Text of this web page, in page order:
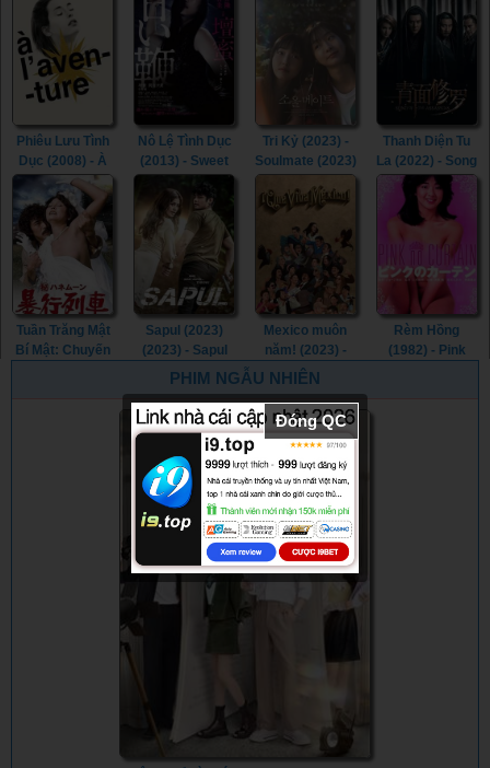
Cage (1986)
Butterfly (2023)
Called Otto
(2022)
Phiêu Lưu Tình
Dục (2008) - À
l’aventure
(2008)
Nô Lệ Tình Dục
(2013) - Sweet
Tri Kỷ (2023) -
Soulmate (2023)
Thanh Diện Tu
La (2022) - Song
of the
Assassins
(2022)
Tuần Trăng Mật
Bí Mật: Chuyến
Sapul (2023)
(2023) - Sapul
(2023) (2023)
Mexico muôn
năm! (2023) -
¡Que Viva
Rèm Hồng
(1982) - Pink
PHIM NGẪU NHIÊN
Đóng QC